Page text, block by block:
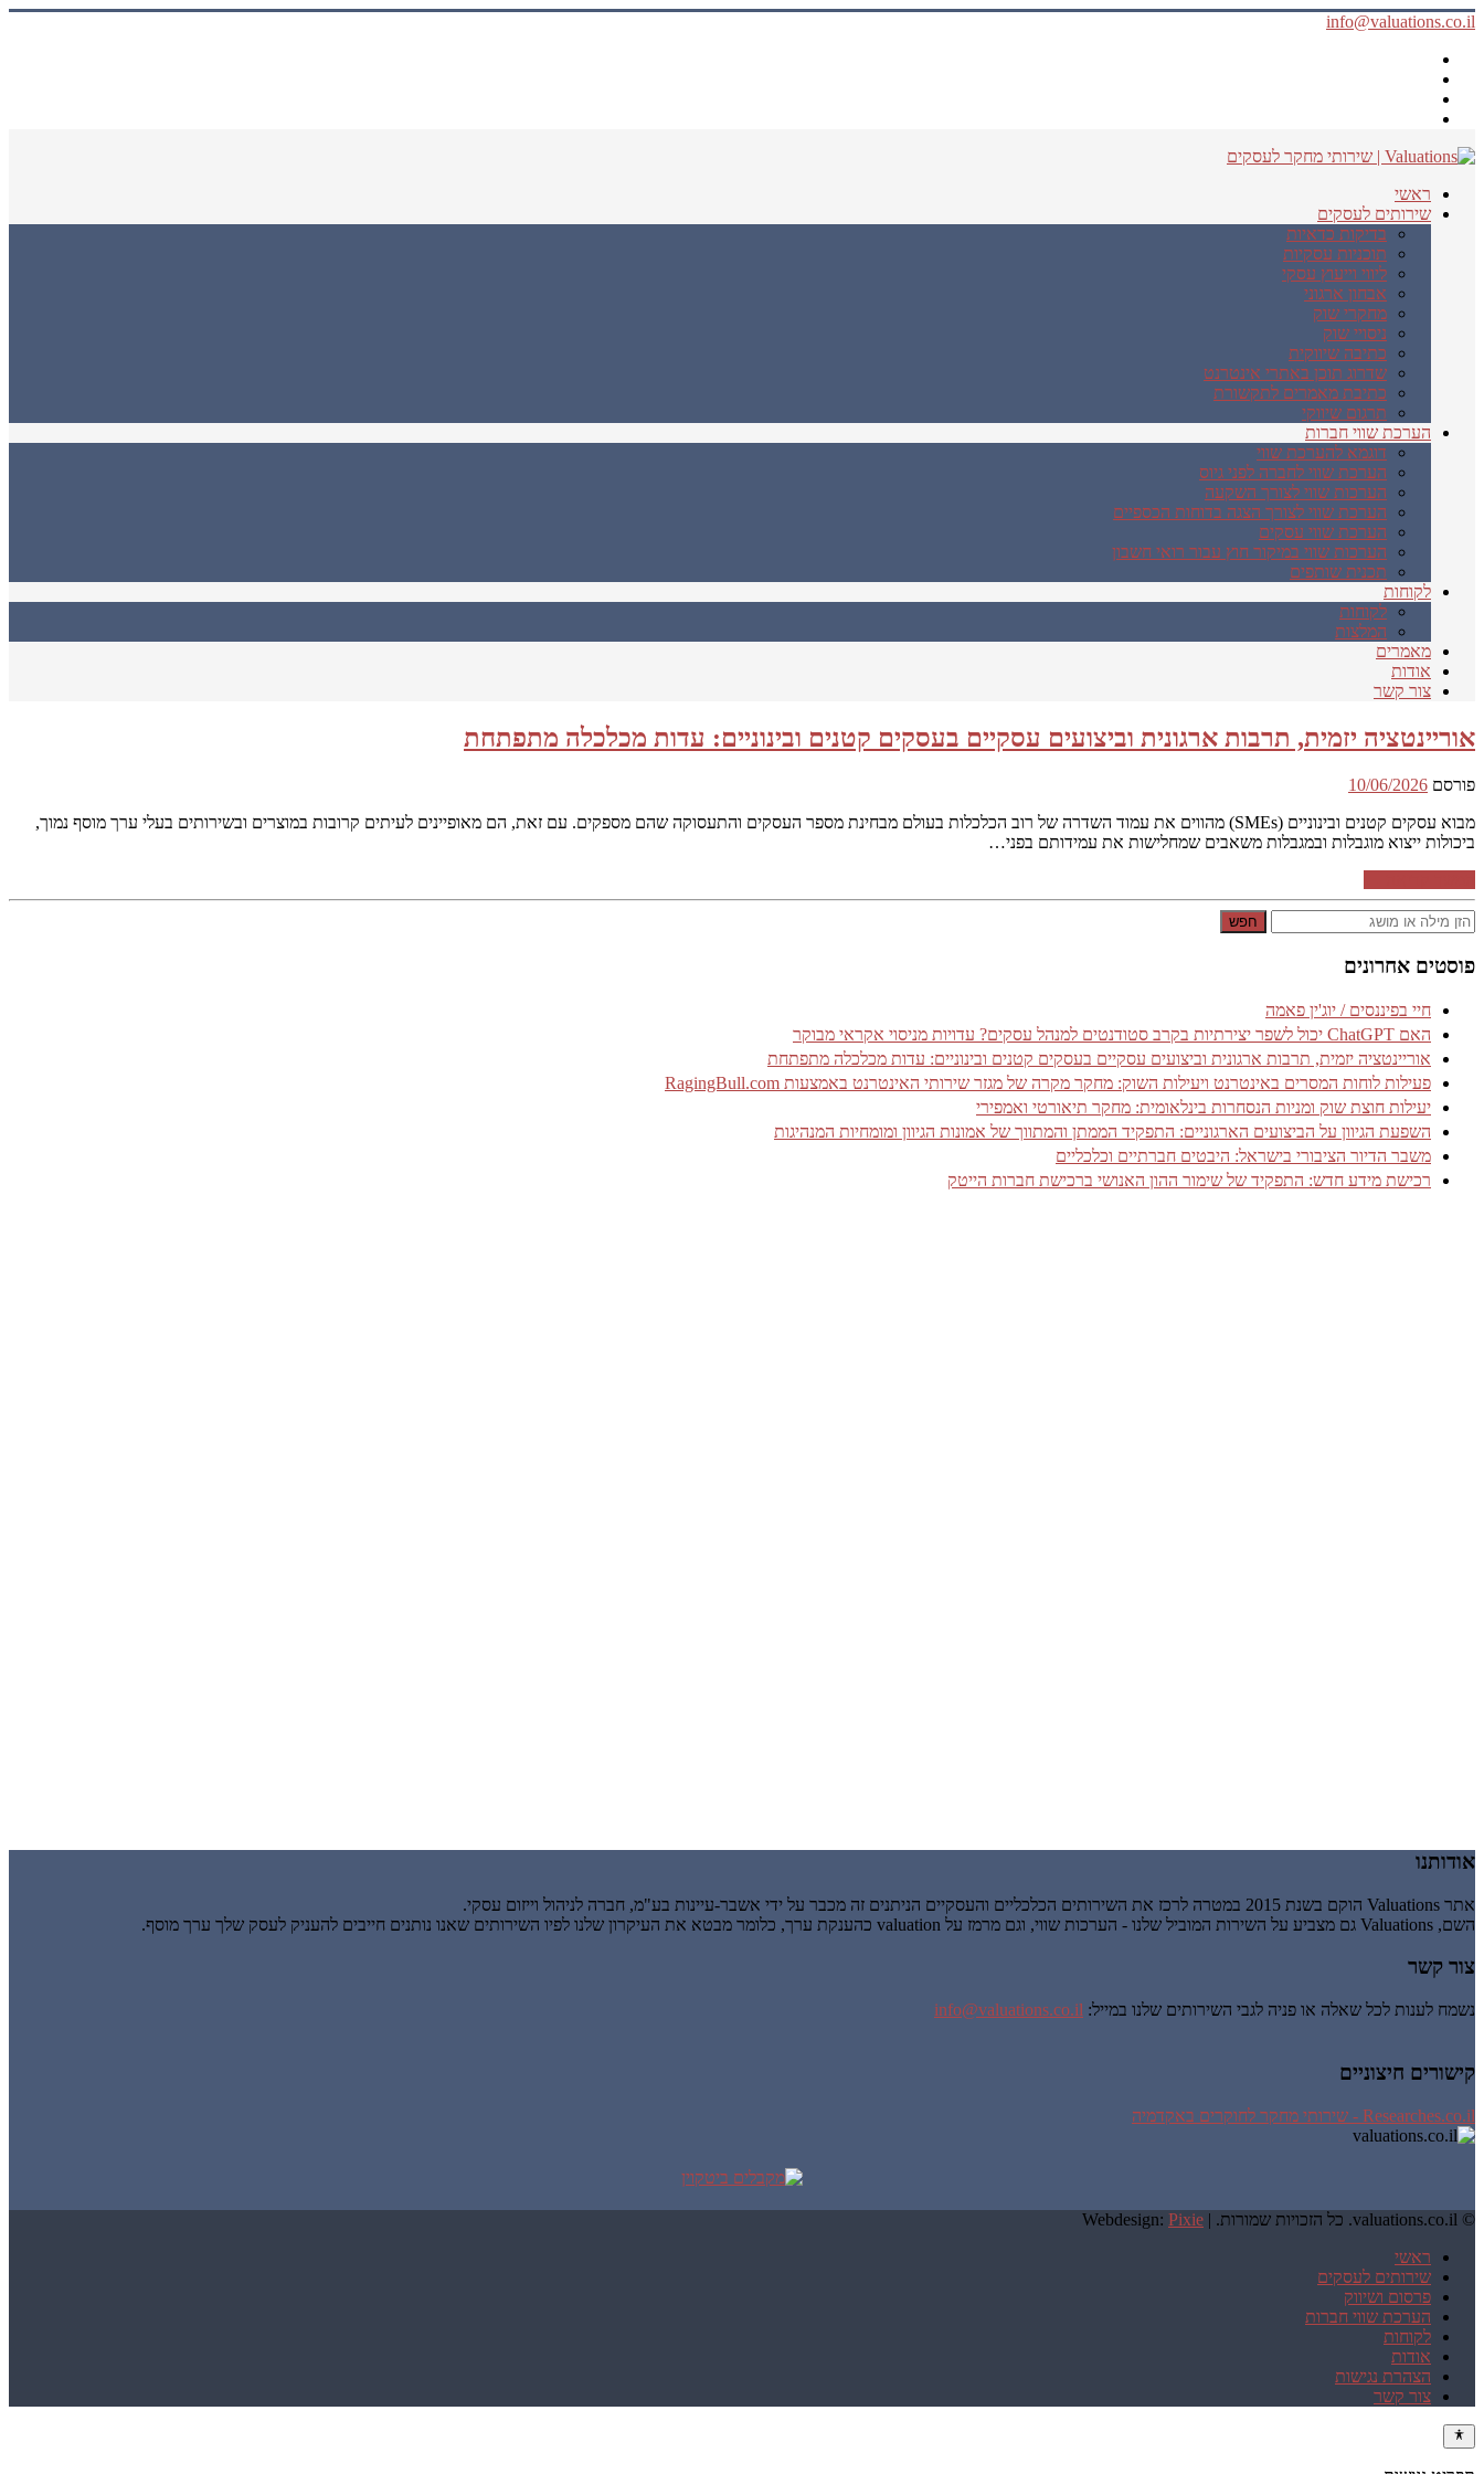
info@valuations.co.il
ראשי
שירותים לעסקים
בדיקות כדאיות
תוכניות עסקיות
ליווי וייעוץ עסקי
אבחון ארגוני
מחקרי שוק
ניסויי שוק
כתיבה שיווקית
שדרוג תוכן באתרי אינטרנט
כתיבת מאמרים לתקשורת
תרגום שיווקי
הערכת שווי חברות
דוגמא להערכת שווי
הערכת שווי לחברה לפני גיוס
הערכות שווי לצורך השקעה
הערכת שווי לצורך הצגה בדוחות הכספיים
הערכת שווי עסקים
הערכות שווי במיקור חוץ עבור רואי חשבון
תכנית שותפים
לקוחות
לקוחות
המלצות
מאמרים
אודות
צור קשר
אוריינטציה יזמית, תרבות ארגונית וביצועים עסקיים בעסקים קטנים ובינוניים: עדות מכלכלה מתפתחת
פורסם 10/06/2026
מבוא עסקים קטנים ובינוניים (SMEs) מהווים את עמוד השדרה של רוב הכלכלות בעולם מבחינת מספר העסקים והתעסוקה שהם מספקים. עם זאת, הם מאופיינים לעיתים קרובות במוצרים ובשירותים בעלי ערך מוסף נמוך,
ביכולות ייצוא מוגבלות ובמגבלות משאבים שמחלישות את עמידותם בפני…
חפש
פוסטים אחרונים
חיי בפיננסים / יוג'ין פאמה
האם ChatGPT יכול לשפר יצירתיות בקרב סטודנטים למנהל עסקים? עדויות מניסוי אקראי מבוקר
אוריינטציה יזמית, תרבות ארגונית וביצועים עסקיים בעסקים קטנים ובינוניים: עדות מכלכלה מתפתחת
פעילות לוחות המסרים באינטרנט ויעילות השוק: מחקר מקרה של מגזר שירותי האינטרנט באמצעות RagingBull.com
יעילות חוצת שוק ומניות הנסחרות בינלאומית: מחקר תיאורטי ואמפירי
השפעת הגיוון על הביצועים הארגוניים: התפקיד הממתן והמתווך של אמונות הגיוון ומומחיות המנהיגות
משבר הדיור הציבורי בישראל: היבטים חברתיים וכלכליים
רכישת מידע חדש: התפקיד של שימור ההון האנושי ברכישת חברות הייטק
אודותנו
אתר Valuations הוקם בשנת 2015 במטרה לרכז את השירותים הכלכליים והעסקיים הניתנים זה מכבר על ידי אשבר-עיינות בע"מ, חברה לניהול וייזום עסקי.
השם, Valuations גם מצביע על השירות המוביל שלנו - הערכות שווי, וגם מרמז על valuation כהענקת ערך, כלומר מבטא את העיקרון שלנו לפיו השירותים שאנו נותנים חייבים להעניק לעסק שלך ערך מוסף.
צור קשר
נשמח לענות לכל שאלה או פניה לגבי השירותים שלנו במייל: info@valuations.co.il
קישורים חיצוניים
Researches.co.il - שירותי מחקר לחוקרים באקדמיה
© valuations.co.il. כל הזכויות שמורות. | Webdesign: Pixie
ראשי
שירותים לעסקים
פרסום ושיווק
הערכת שווי חברות
לקוחות
אודות
הצהרת נגישות
צור קשר